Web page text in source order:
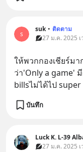
s
suk • ติดตาม
27 ม.ค. 2025
ให้พวกกองเชียร์ม
ว่า'Only a game'
billsไม่ได้ไป
บันทึก
Luck K. L-39
27 ม.ค. 2025